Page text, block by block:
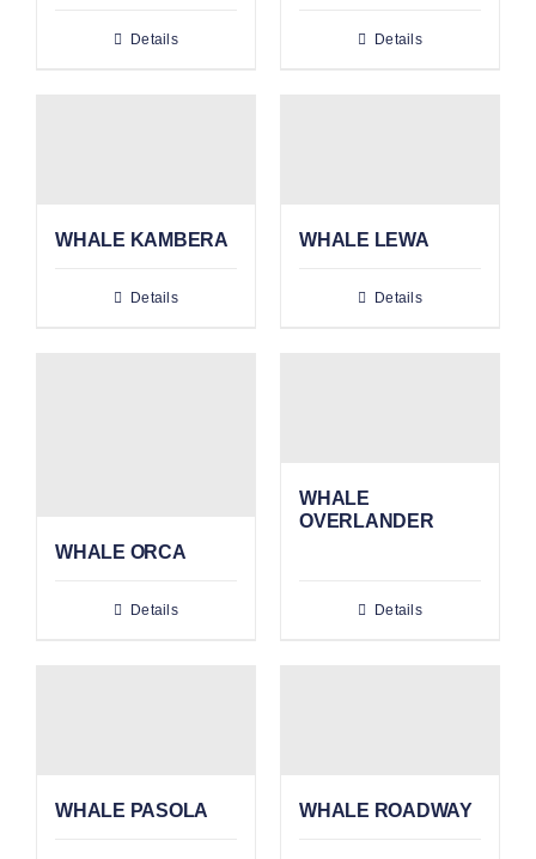
Details Details
WHALE KAMBERA
Details
WHALE LEWA
Details
WHALE ORCA
Details
WHALE
OVERLANDER
Details
WHALE PASOLA WHALE ROADWAY